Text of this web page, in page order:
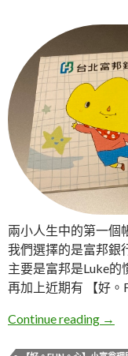
兩小人生中的第一個
我們選擇的是富邦銀
主要是富邦是Luke的
再加上近期有 【好
Continue reading →